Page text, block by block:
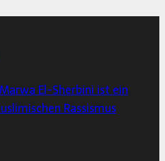
El-Sherbini ist ein
Rassismus